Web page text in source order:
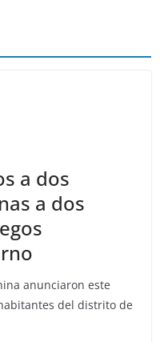
a dos
a dos
anunciaron este
del distrito de